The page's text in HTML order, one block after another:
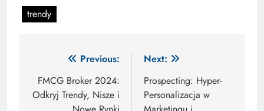
trendy
Nawigacja
wpisu
Previous:
FMCG Broker 2024:
Odkryj Trendy, Nisze i
Next:
Prospecting: Hyper-
Personalizacja w